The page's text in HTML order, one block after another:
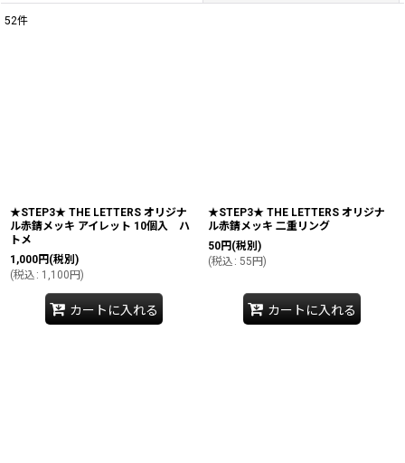
52件
★STEP3★ THE LETTERS オリジナ
ル赤錆メッキ アイレット 10個入 ハ
トメ
1,000円 (税別)
(税込 : 1,100 円)
カートに入れる
★STEP3★ THE LETTERS オリジナ
ル赤錆メッキ 二重リング
50円 (税別)
(税込 : 55 円)
カートに入れる